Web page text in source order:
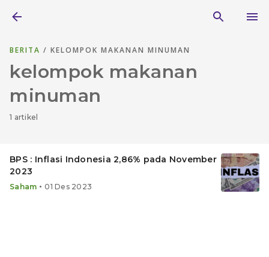
BERITA / KELOMPOK MAKANAN MINUMAN
kelompok makanan
minuman
1 artikel
BPS : Inflasi Indonesia 2,86% pada November
2023
Saham • 01 Des 2023